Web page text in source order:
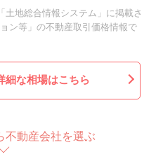
地総合情報システム」に掲載さ
ン等」の不動産取引価格情報で
細な相場はこちら
不動産会社を選ぶ